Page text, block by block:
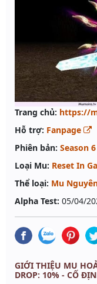
Trang chủ: https://
Hỗ trợ: Fanpage
Phiên bản: Season 6
Loại Mu: Reset In
Thể loại: Mu
Alpha Test: 05/04/
GIỚI THIỆU MU
DROP: 10% - CỐ